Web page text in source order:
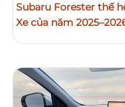
Subaru Forester thế
Xe của năm